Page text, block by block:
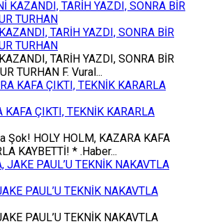
TARİH YAZDI, SONRA BİR
TURHAN
TARİH YAZDI, SONRA BİR
TURHAN F. Vural...
KAFA ÇIKTI, TEKNİK KARARLA
Şok! HOLY HOLM, KAZARA KAFA
KAYBETTİ! * .Haber...
PAUL’U TEKNİK NAKAVTLA
PAUL’U TEKNİK NAKAVTLA